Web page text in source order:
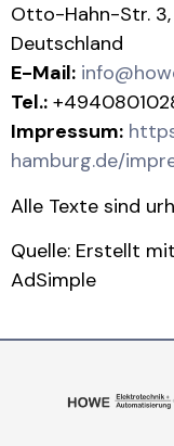
Otto-Hahn-Str. 3,
Deutschland
E-Mail:
Tel.:
Impressum:
hamburg.de/
Alle Texte sind
Quelle: Erstellt
AdSimple